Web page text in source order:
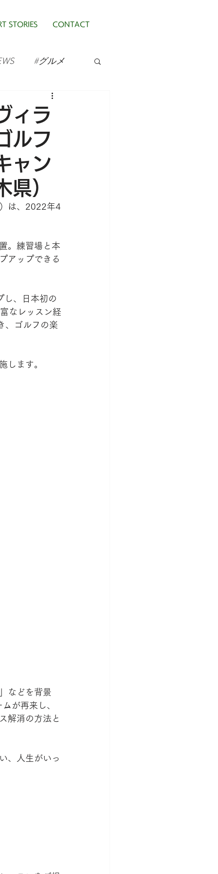
STORIES CONTACT
#グルメ
ィラ
ルフ
ャン
）
は、2022年4
。練習場と本
アップできる
し、日本初の
なレッスン経
、ゴルフの楽
します。
などを背景
が再来し、
解消の方法と
、人生がいっ